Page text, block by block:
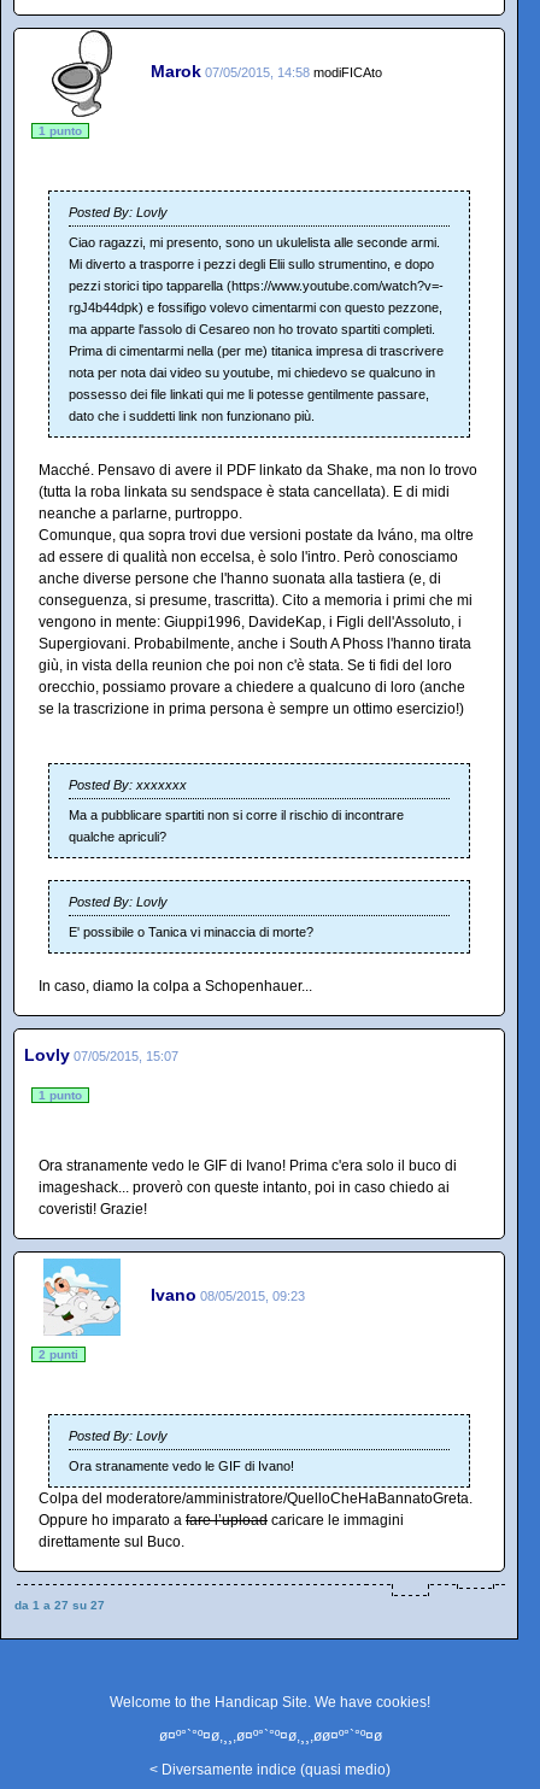
Marok 07/05/2015, 14:58 modiFICAto
1 punto
Posted By: Lovly
Ciao ragazzi, mi presento, sono un ukulelista alle seconde armi.
Mi diverto a trasporre i pezzi degli Elii sullo strumentino, e dopo
pezzi storici tipo tapparella (https://www.youtube.com/watch?v=-
rgJ4b44dpk) e fossifigo volevo cimentarmi con questo pezzone,
ma apparte l'assolo di Cesareo non ho trovato spartiti completi.
Prima di cimentarmi nella (per me) titanica impresa di trascrivere
nota per nota dai video su youtube, mi chiedevo se qualcuno in
possesso dei file linkati qui me li potesse gentilmente passare,
dato che i suddetti link non funzionano più.
Macché. Pensavo di avere il PDF linkato da Shake, ma non lo trovo
(tutta la roba linkata su sendspace è stata cancellata). E di midi
neanche a parlarne, purtroppo.
Comunque, qua sopra trovi due versioni postate da Iváno, ma oltre
ad essere di qualità non eccelsa, è solo l'intro. Però conosciamo
anche diverse persone che l'hanno suonata alla tastiera (e, di
conseguenza, si presume, trascritta). Cito a memoria i primi che mi
vengono in mente: Giuppi1996, DavideKap, i Figli dell'Assoluto, i
Supergiovani. Probabilmente, anche i South A Phoss l'hanno tirata
giù, in vista della reunion che poi non c'è stata. Se ti fidi del loro
orecchio, possiamo provare a chiedere a qualcuno di loro (anche
se la trascrizione in prima persona è sempre un ottimo esercizio!)
Posted By: xxxxxxx
Ma a pubblicare spartiti non si corre il rischio di incontrare
qualche apriculi?
Posted By: Lovly
E' possibile o Tanica vi minaccia di morte?
In caso, diamo la colpa a Schopenhauer...
Lovly 07/05/2015, 15:07
1 punto
Ora stranamente vedo le GIF di Ivano! Prima c'era solo il buco di
imageshack... proverò con queste intanto, poi in caso chiedo ai
coveristi! Grazie!
Ivano 08/05/2015, 09:23
2 punti
Posted By: Lovly
Ora stranamente vedo le GIF di Ivano!
Colpa del moderatore/amministratore/QuelloCheHaBannatoGreta.
Oppure ho imparato a fare l’upload caricare le immagini
direttamente sul Buco.
da 1 a 27 su 27
Welcome to the Handicap Site. We have cookies!
ø¤º°`°º¤ø,¸¸,ø¤º°`°º¤ø,¸¸,øø¤º°`°º¤ø
< Diversamente indice (quasi medio)